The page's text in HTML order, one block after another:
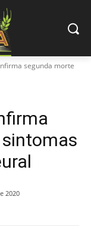
segunda morte
2020